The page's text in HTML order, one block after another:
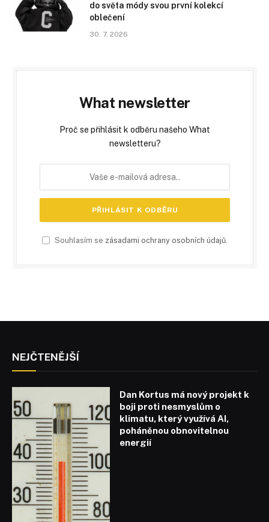
do světa módy svou první kolekcí
oblečení
30. 7. 2026
What newsletter
Proč se přihlásit k odběru našeho What
newsletteru?
Souhlasím se zásadami ochrany osobních údajů.
NEJČTENĚJŠÍ
Dan Kortus má nový projekt k
boji proti nesmyslům o
klimatu, který využívá AI,
poháněnou obnovitelnou
energií